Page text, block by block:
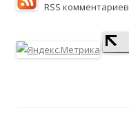
RSS комментариев